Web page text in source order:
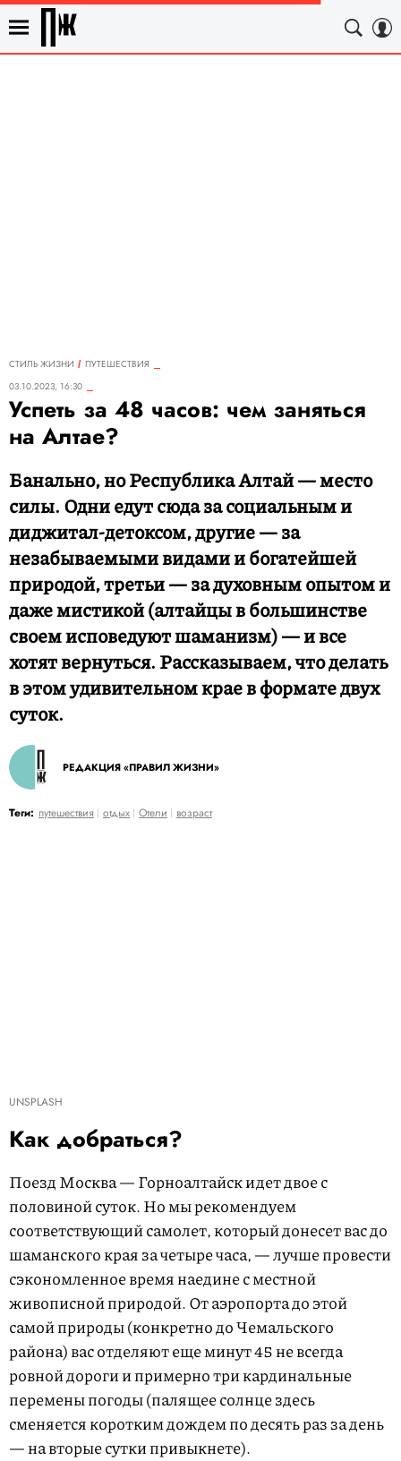
СТИЛЬ ЖИЗНИ
ПУТЕШЕСТВИЯ
03.10.2023, 16:30
Успеть за 48 часов: чем заняться
на Алтае?
Банально, но Республика Алтай — место
силы. Одни едут сюда за социальным и
диджитал-детоксом, другие — за
незабываемыми видами и богатейшей
природой, третьи — за духовным опытом и
даже мистикой (алтайцы в большинстве
своем исповедуют шаманизм) — и все
хотят вернуться. Рассказываем, что делать
в этом удивительном крае в формате двух
суток.
РЕДАКЦИЯ «ПРАВИЛ ЖИЗНИ»
Теги: путешествия отдых Отели возраст
UNSPLASH
Как добраться?
Поезд Москва — Горноалтайск идет двое с
половиной суток. Но мы рекомендуем
соответствующий самолет, который донесет вас до
шаманского края за четыре часа, — лучше провести
сэкономленное время наедине с местной
живописной природой. От аэропорта до этой
самой природы (конкретно до Чемальского
района) вас отделяют еще минут 45 не всегда
ровной дороги и примерно три кардинальные
перемены погоды (палящее солнце здесь
сменяется коротким дождем по десять раз за день
— на вторые сутки привыкнете).